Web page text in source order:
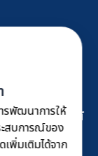
รพัฒนาการให้
ะสบการณ์ของ
พิ่มเติมได้จาก
มสัก จ.เพชรบูรณ์